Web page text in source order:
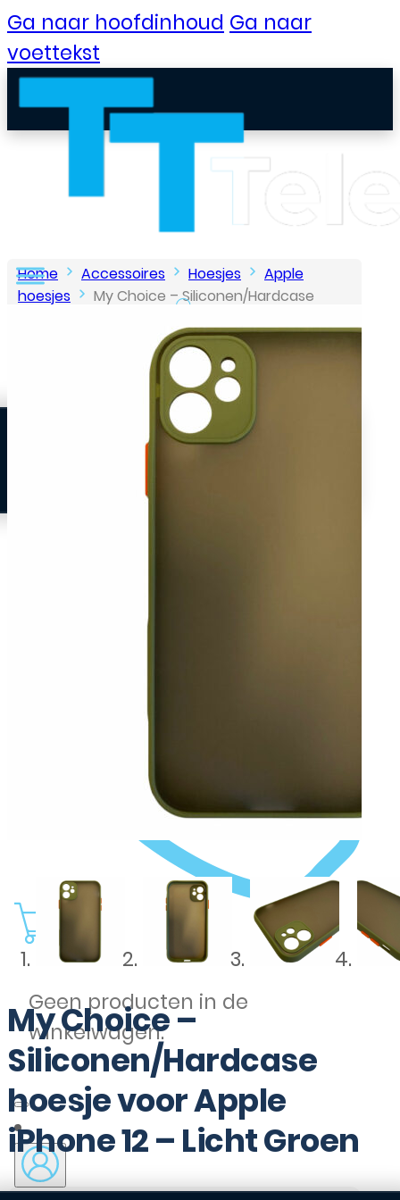
Ga naar hoofdinhoud Ga naar
voettekst
Klantenservice
Neem contact op
Veelgestelde vragen
Geen producten in de
winkelwagen.
Home Accessoires Hoesjes
Apple
hoesjes
My Choice – Siliconen/Hardcase
My Choice –
Siliconen/Hardcase
hoesje voor Apple
iPhone 12 – Licht Groen